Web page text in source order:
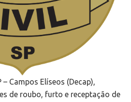
Campos Elíseos (Decap),
de roubo, furto e receptação de